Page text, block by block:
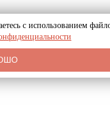
с использованием